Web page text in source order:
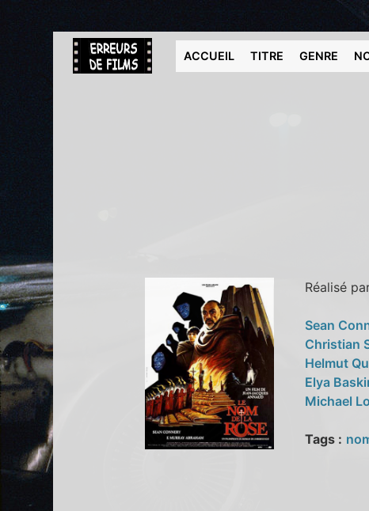
ACCUEIL TITRE GENRE
Réalisé
Sean
Christian
Helmut
Elya
Michael
Tags :